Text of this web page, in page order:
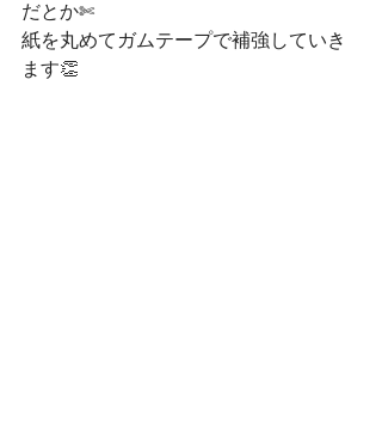
だとか✄
紙を丸めてガムテープで補強していき
ます👏